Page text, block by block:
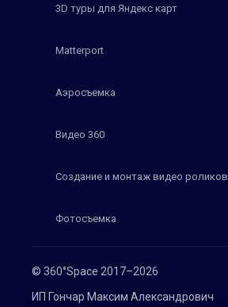
© 360°Space 2017–2026
ИП Гончар Максим Александрович
3D туры для Яндекс карт
Matterport
Аэросъемка
Видео 360
Создание и монтаж видео роликов
Фотосъемка